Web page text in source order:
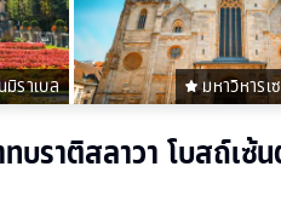
มิราเบล มหาวิหาร
บราติสลาวา โบสถ์เซ้